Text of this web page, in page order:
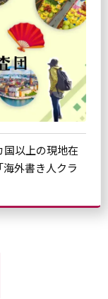
以上の現地在
外書き人クラ